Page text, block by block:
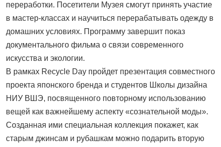
переработки. Посетители Музея смогут принять участие
в мастер-классах и научиться перерабатывать одежду в
домашних условиях. Программу завершит показ
документального фильма о связи современного
искусства и экологии.
В рамках Recycle Day пройдет презентация совместного
проекта японского бренда и студентов Школы дизайна
НИУ ВШЭ, посвященного повторному использованию
вещей как важнейшему аспекту «сознательной моды».
Созданная ими специальная коллекция покажет, как
старым джинсам и рубашкам можно подарить вторую